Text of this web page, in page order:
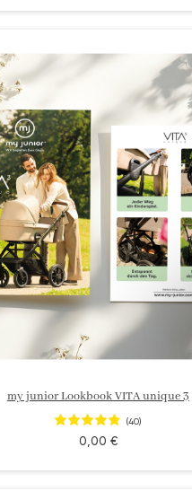
my junior Lookbook VITA unique 3
(40)
0,00 €